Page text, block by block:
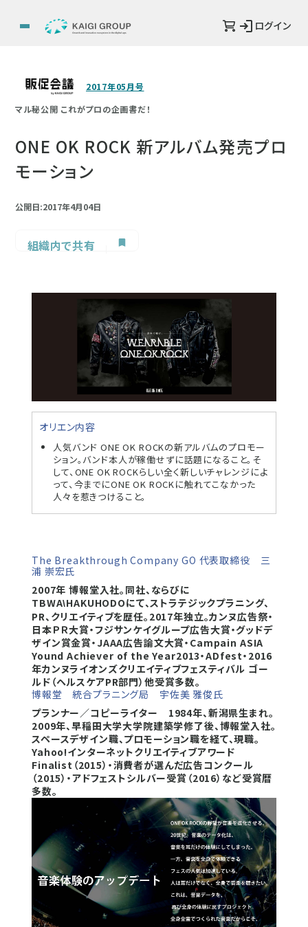
ログイン
2017年05月号
マル秘公開 これがプロの企画書だ！
ONE OK ROCK 新アルバム発売プロ
モーション
公開日:2017年4月04日
組織内で共有
オリエン内容
人気バンド ONE OK ROCKの新アルバムのプロモー
ション。バンド本人が稼働せずに話題になること。そ
して、ONE OK ROCKらしい全く新しいチャレンジによ
って、今までにONE OK ROCKに触れてこなかった
人々を惹きつけること。
The Breakthrough Company GO 代表取締役 三
浦 崇宏氏
2007年 博報堂入社。同社、ならびに
TBWA\HAKUHODOにて、ストラテジックプラニング、
PR、クリエイティブを歴任。2017年独立。カンヌ広告祭・
日本ＰＲ大賞・フジサンケイグループ広告大賞・グッドデ
ザイン賞金賞・JAAA広告論文大賞・Campain ASIA
Yound Achiever of the Year2013・ADfest・2016
年カンヌライオンズクリエイティブフェスティバル ゴー
ルド（ヘルスケアPR部門）他受賞多数。
博報堂 統合プラニング局 宇佐美 雅俊氏
プランナー／コピーライター 1984年、新潟県生まれ。
2009年、早稲田大学大学院建築学修了後、博報堂入社。
スペースデザイン職、プロモーション職を経て、現職。
Yahoo!インターネットクリエイティブアワード
Finalist（2015）・消費者が選んだ広告コンクール
（2015）・アドフェストシルバー受賞（2016）など受賞暦
多数。